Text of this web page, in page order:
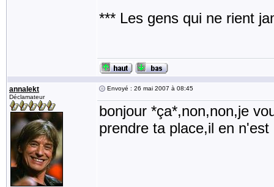
*** Les gens qui ne rient
annalekt
Déclamateur
Envoyé : 26 mai 2007 à 08:45
bonjour *ça*,non,non,je
prendre ta place,il en